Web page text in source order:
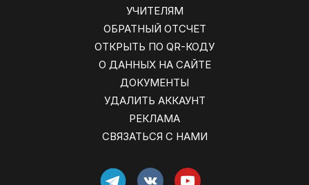
УЧИТЕЛЯМ
ОБРАТНЫЙ ОТСЧЕТ
ОТКРЫТЬ ПО QR-КОДУ
О ДАННЫХ НА САЙТЕ
ДОКУМЕНТЫ
УДАЛИТЬ АККАУНТ
РЕКЛАМА
СВЯЗАТЬСЯ С НАМИ